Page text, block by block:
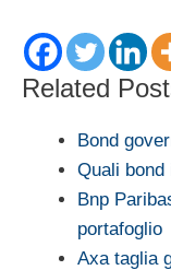
Related
Bond
Quali bond
Bnp
portafoglio
Axa taglia